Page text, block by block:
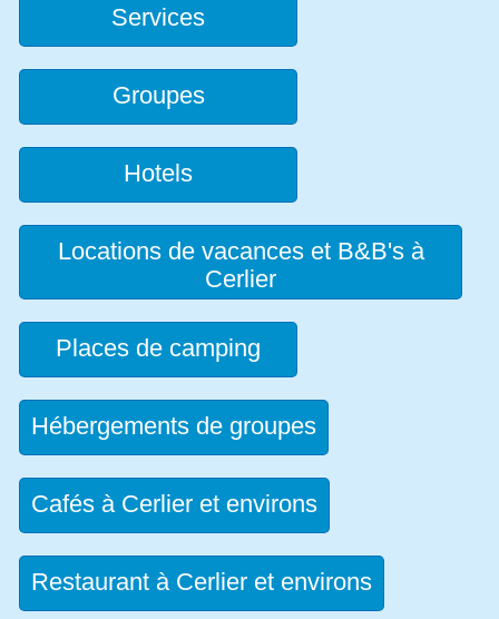
Services
Groupes
Hotels
Locations de vacances et B&B's à
Cerlier
Places de camping
Hébergements de groupes
Cafés à Cerlier et environs
Restaurant à Cerlier et environs